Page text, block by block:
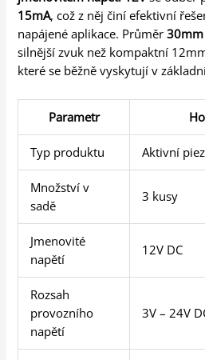
15mA, což z něj činí efektivní
napájené aplikace. Průměr30mm
silnější zvuk než kompaktní
které se běžně vyskytují v
Parametr
Typ produktu Aktivní
Množství v
sadě
3 kusy
Jmenovité
napětí
12V DC
Rozsah
provozního
napětí
3V – 24V